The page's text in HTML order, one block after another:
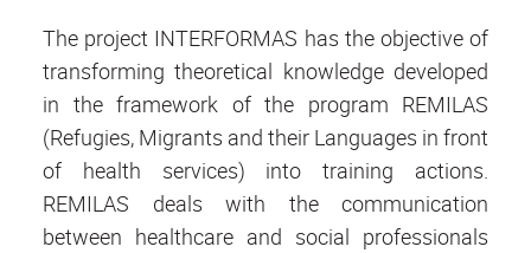
The project INTERFORMAS has the objective of
transforming theoretical knowledge developed
in the framework of the program REMILAS
(Refugies, Migrants and their Languages in front
of health services) into training actions.
REMILAS deals with the communication
between healthcare and social professionals